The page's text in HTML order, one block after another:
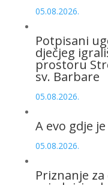
05.08.2026.
Potpisani
dječjeg
prostoru
sv. Barbare
05.08.2026.
A evo gdje
05.08.2026.
Priznanje